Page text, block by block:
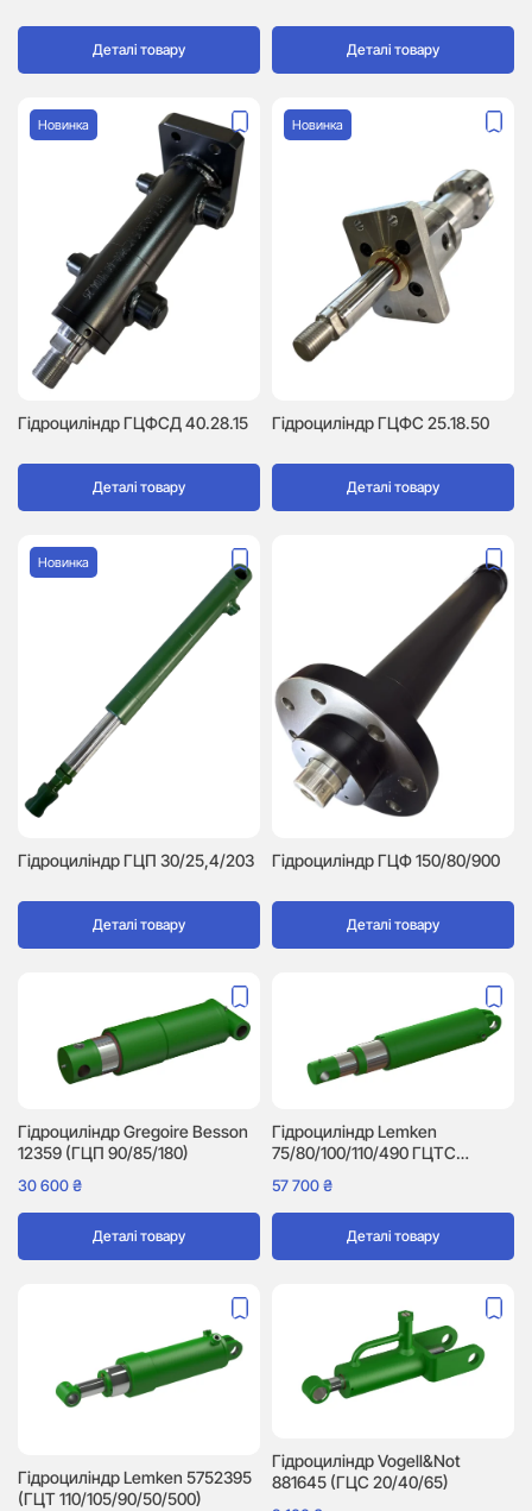
Деталі товару Деталі товару
Гідроциліндр ГЦФСД 40.28.15
Деталі товару
Новинка
Гідроциліндр ГЦФС 25.18.50
Деталі товару
Новинка
Гідроциліндр ГЦП 30/25,4/203
Деталі товару
Новинка
Гідроциліндр ГЦФ 150/80/900
Деталі товару
Гідроциліндр Gregoire Besson
12359 (ГЦП 90/85/180)
30 600₴
Деталі товару
Гідроциліндр Lemken
75/80/100/110/490 ГЦТС
57 700₴
Деталі товару
Гідроциліндр Lemken 5752395
(ГЦТ 110/105/90/50/500)
Гідроциліндр Vogell&Not
881645 (ГЦС 20/40/65)